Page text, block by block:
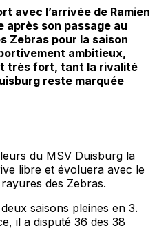
avec l’arrivée de Ramien
après son passage au
Zebras pour la saison
ambitieux,
très fort, tant la rivalité
reste marquée
du MSV Duisburg la
libre et évoluera avec le
des Zebras.
saisons pleines en 3.
il a disputé 36 des 38